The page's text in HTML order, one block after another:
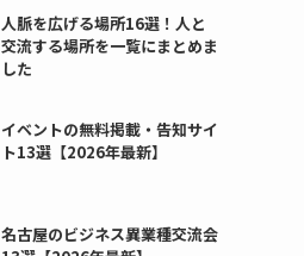
人脈を広げる場所16選！人と
交流する場所を一覧にまとめま
した
イベントの無料掲載・告知サイ
ト13選【2026年最新】
名古屋のビジネス異業種交流会